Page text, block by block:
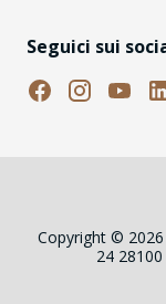
Seguici sui
Copyright ©
24